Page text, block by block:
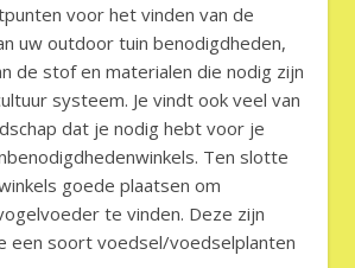
voor het vinden van de
uw outdoor tuin benodigdheden,
de stof en materialen die nodig zijn
systeem. Je vindt ook veel van
dat je nodig hebt voor je
Ten slotte
goede plaatsen om
te vinden. Deze zijn
een soort voedsel/voedselplanten